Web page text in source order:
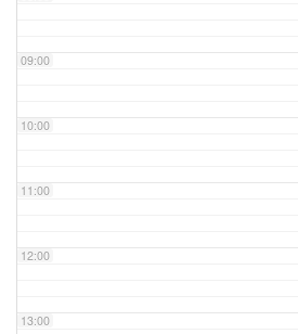
09:00
10:00
11:00
12:00
13:00